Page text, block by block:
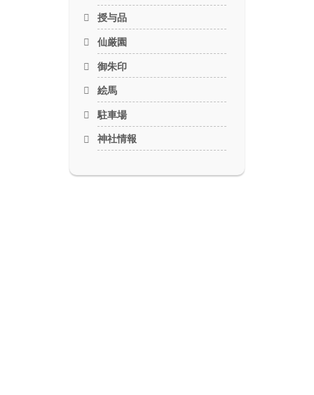
授与品
仙厳園
御朱印
絵馬
駐車場
神社情報